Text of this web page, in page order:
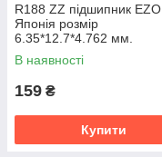
R188 ZZ підшипник EZO
Японія розмір
6.35*12.7*4.762 мм.
В наявності
159 ₴
Купити